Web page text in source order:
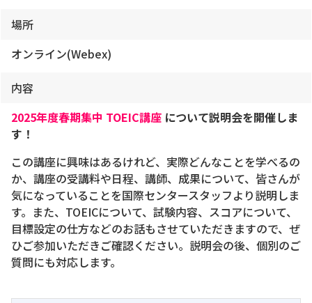
場所
オンライン(Webex)
内容
2025年度春期集中 TOEIC講座 について説明会を開催しま
す！
この講座に興味はあるけれど、実際どんなことを学べるの
か、講座の受講料や日程、講師、成果について、皆さんが
気になっていることを国際センタースタッフより説明しま
す。また、TOEICについて、試験内容、スコアについて、
目標設定の仕方などのお話もさせていただきますので、ぜ
ひご参加いただきご確認ください。説明会の後、個別のご
質問にも対応します。